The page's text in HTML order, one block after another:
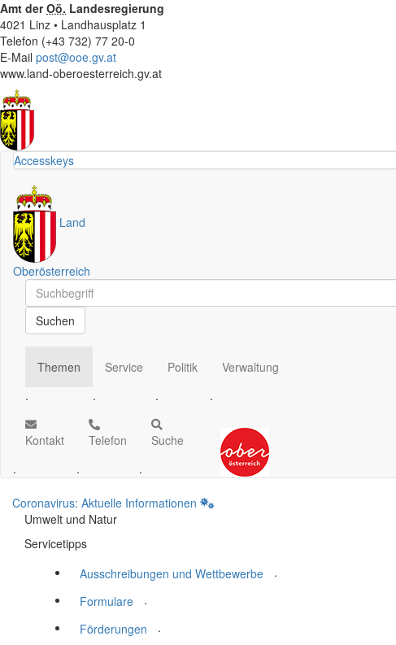
Amt derOö. Landesregierung
4021 Linz • Landhausplatz 1
Telefon (+43 732) 77 20-0
E-Mail post@ooe.gv.at
www.land-oberoesterreich.gv.at
Accesskeys
Land
Oberösterreich
Schnellsuche
Schnellsuche
Suchen
Themen
.
Service
.
Politik
.
Verwaltung
.
Kontakt
.
Telefon
.
Suche
.
Coronavirus: Aktuelle Informationen
Umwelt und Natur
Servicetipps
Ausschreibungen und Wettbewerbe
.
Formulare
.
Förderungen
.